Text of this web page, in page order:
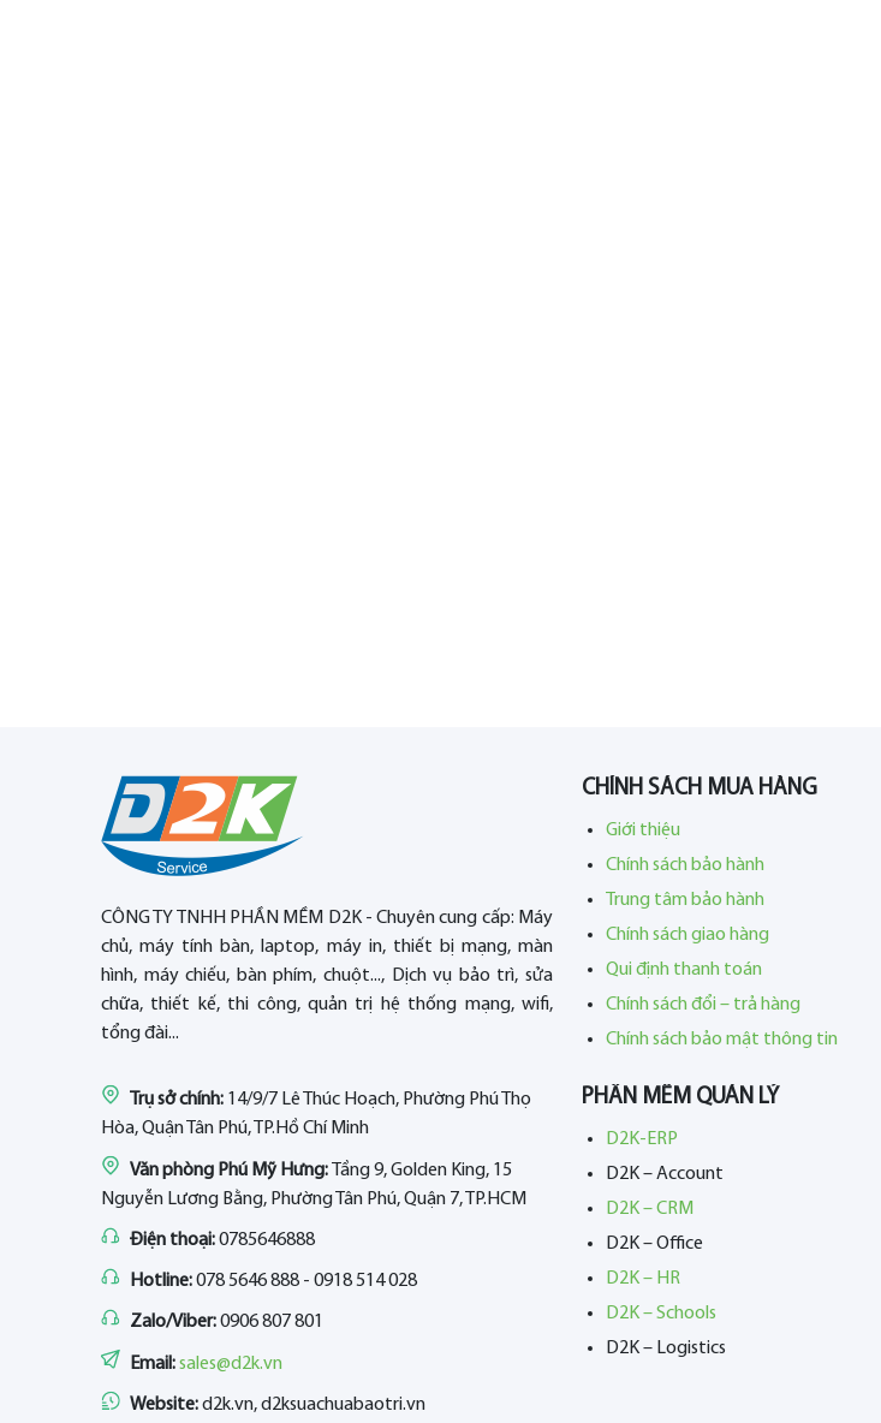
CÔNG TY TNHH PHẦN MỀM D2K - Chuyên cung cấp: Máy
chủ, máy tính bàn, laptop, máy in, thiết bị mạng, màn
hình, máy chiếu, bàn phím, chuột..., Dịch vụ bảo trì, sửa
chữa, thiết kế, thi công, quản trị hệ thống mạng, wifi,
tổng đài...
Trụ sở chính: 14/9/7 Lê Thúc Hoạch, Phường Phú Thọ
Hòa, Quận Tân Phú, TP.Hồ Chí Minh
Văn phòng Phú Mỹ Hưng:
Tầng 9, Golden King, 15
Nguyễn Lương Bằng, Phường Tân Phú, Quận 7, TP.HCM
Điện thoại:0785646888
Hotline:078 5646 888 - 0918 514 028
Zalo/Viber:0906 807 801
Email:sales@d2k.vn
Website:d2k.vn, d2ksuachuabaotri.vn
CHÍNH SÁCH MUA HÀNG
Giới thiệu
Chính sách bảo hành
Trung tâm bảo hành
Chính sách giao hàng
Qui định thanh toán
Chính sách đổi – trả hàng
Chính sách bảo mật thông tin
PHẦN MỀM QUẢN LÝ
D2K-ERP
D2K – Account
D2K – CRM
D2K – Office
D2K – HR
D2K – Schools
D2K – Logistics